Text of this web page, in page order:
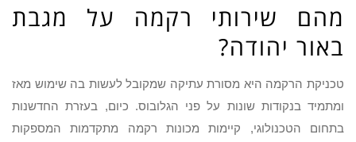
מהם שירותי רקמה על מגבת
באור יהודה?
טכניקת הרקמה היא מסורת עתיקה שמקובל לעשות בה שימוש מאז
ומתמיד בנקודות שונות על פני הגלובוס. כיום, בעזרת החדשנות
בתחום הטכנולוגי, קיימות מכונות רקמה מתקדמות המספקות